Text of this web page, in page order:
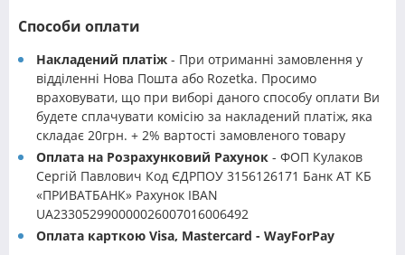
Способи оплати
Накладений платіж - При отриманні замовлення у
відділенні Нова Пошта або Rozetka. Просимо
враховувати, що при виборі даного способу оплати Ви
будете сплачувати комісію за накладений платіж, яка
складає 20грн. + 2% вартості замовленого товару
Оплата на Розрахунковий Рахунок - ФОП Кулаков
Сергій Павлович Код ЄДРПОУ 3156126171 Банк АТ КБ
«ПРИВАТБАНК» Рахунок IBAN
UA233052990000026007016006492
Оплата карткою Visa, Mastercard - WayForPay